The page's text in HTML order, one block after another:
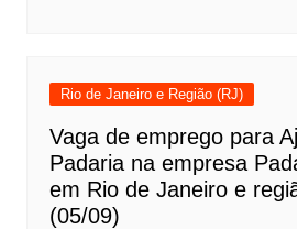
Rio de Janeiro e Região (RJ)
Vaga de emprego para
Padaria na empresa
em Rio de Janeiro e
(05/09)